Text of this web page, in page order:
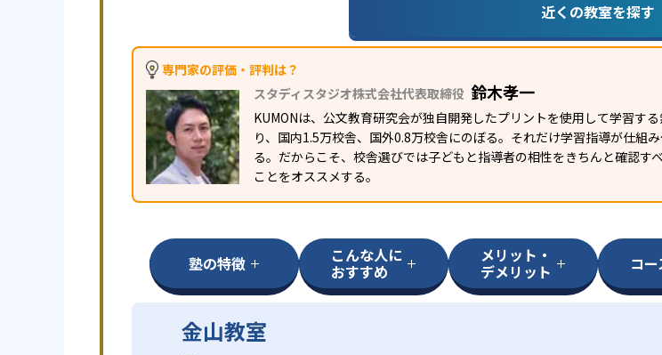
近くの教室を探す
専門家の評価・評判は？
スタディスタジオ株式会社代表取締役 鈴木孝一
KUMONは、公文教育研究会が独自開発したプリントを使用して学習す
り、国内1.5万校舎、国外0.8万校舎にのぼる。それだけ学習指導が仕組
る。だからこそ、校舎選びでは子どもと指導者の相性をきちんと確認
ことをオススメする。
塾の特徴 こんな人に
おすすめ
メリット・
デメリット コ
金山教室